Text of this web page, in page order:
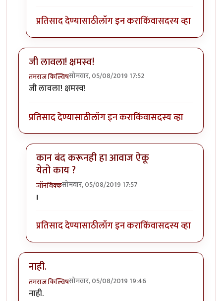
प्रतिसाद देण्यासाठीलॉग इन कराकिंवासदस्य व्हा
जी लावला! क्षमस्व!
तमराज किल्विषसोमवार, 05/08/2019 17:52
जी लावला! क्षमस्व!
प्रतिसाद देण्यासाठीलॉग इन कराकिंवासदस्य व्हा
कान बंद करूनही हा आवाज ऐकू
येतो काय ?
जॉनविक्कसोमवार, 05/08/2019 17:57
In reply to
I
प्रतिसाद देण्यासाठीलॉग इन कराकिंवासदस्य व्हा
नाही.
तमराज किल्विषसोमवार, 05/08/2019 19:46
नाही.